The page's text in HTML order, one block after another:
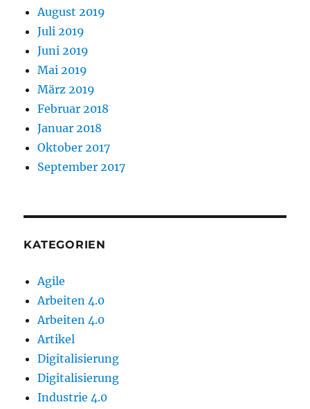
August 2019
Juli 2019
Juni 2019
Mai 2019
März 2019
Februar 2018
Januar 2018
Oktober 2017
September 2017
KATEGORIEN
Agile
Arbeiten 4.0
Arbeiten 4.0
Artikel
Digitalisierung
Digitalisierung
Industrie 4.0